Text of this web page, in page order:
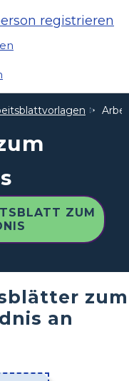
registrieren
ZUM
zum
an